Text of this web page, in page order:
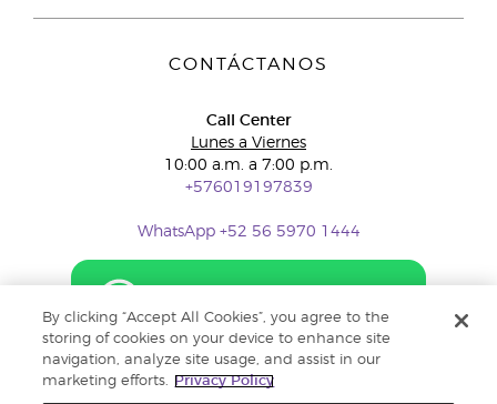
CONTÁCTANOS
Call Center
Lunes a Viernes
10:00 a.m. a 7:00 p.m.
+576019197839
WhatsApp +52 56 5970 1444
By clicking “Accept All Cookies”, you agree to the
storing of cookies on your device to enhance site
navigation, analyze site usage, and assist in our
marketing efforts.
Privacy Policy